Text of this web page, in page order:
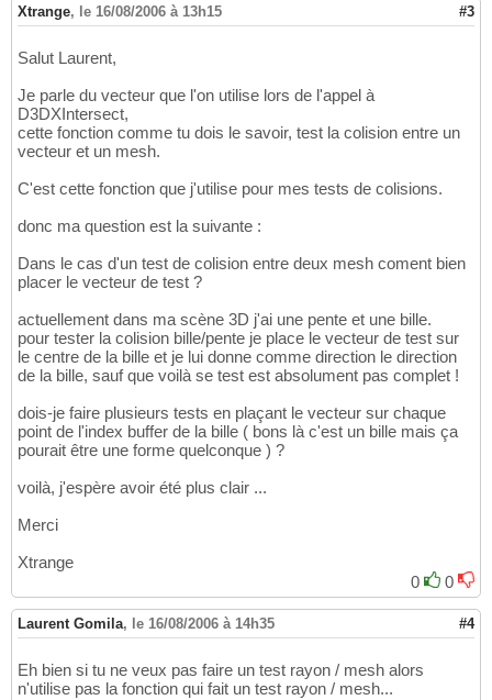
Xtrange, le 16/08/2006 à 13h15 #3
Salut Laurent,
Je parle du vecteur que l'on utilise lors de l'appel à
D3DXIntersect,
cette fonction comme tu dois le savoir, test la colision entre un
vecteur et un mesh.
C'est cette fonction que j'utilise pour mes tests de colisions.
donc ma question est la suivante :
Dans le cas d'un test de colision entre deux mesh coment bien
placer le vecteur de test ?
actuellement dans ma scène 3D j'ai une pente et une bille.
pour tester la colision bille/pente je place le vecteur de test sur
le centre de la bille et je lui donne comme direction le direction
de la bille, sauf que voilà se test est absolument pas complet !
dois-je faire plusieurs tests en plaçant le vecteur sur chaque
point de l'index buffer de la bille ( bons là c'est un bille mais ça
pourait être une forme quelconque ) ?
voilà, j'espère avoir été plus clair ...
Merci
Xtrange
0
0
Laurent Gomila, le 16/08/2006 à 14h35 #4
Eh bien si tu ne veux pas faire un test rayon / mesh alors
n'utilise pas la fonction qui fait un test rayon / mesh...